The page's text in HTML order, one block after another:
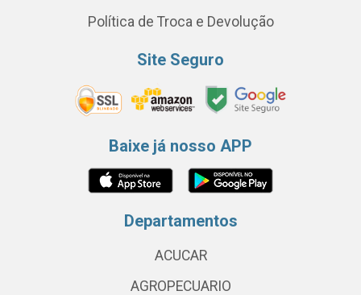
Política de Troca e Devolução
Site Seguro
Baixe já nosso APP
Departamentos
ACUCAR
AGROPECUARIO